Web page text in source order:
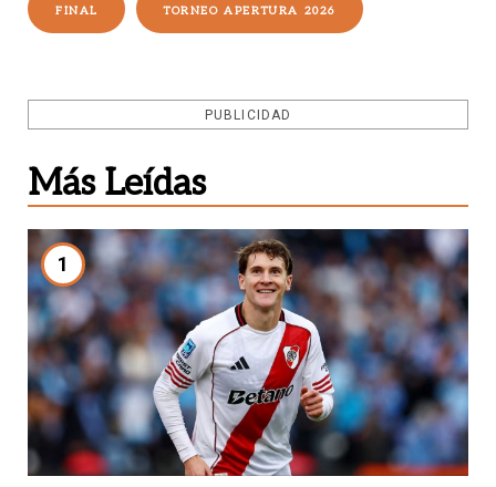
FINAL TORNEO APERTURA 2026
PUBLICIDAD
Más Leídas
1